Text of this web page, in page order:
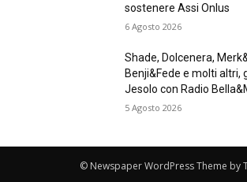
sostenere Assi Onlus
6 Agosto 2026
Shade, Dolcenera,
Benji&Fede e molti altri,
Jesolo con Radio
5 Agosto 2026
© Newspaper WordPress Theme by